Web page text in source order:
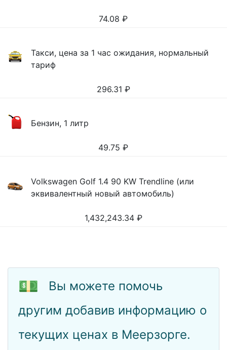
74.08 ₽
Такси, цена за 1 час ожидания, нормальный
тариф
296.31 ₽
Бензин, 1 литр
49.75 ₽
Volkswagen Golf 1.4 90 KW Trendline (или
эквивалентный новый автомобиль)
1,432,243.34 ₽
💵
Вы можете помочь
другим добавив информацию о
текущих ценах в Меерзорге.